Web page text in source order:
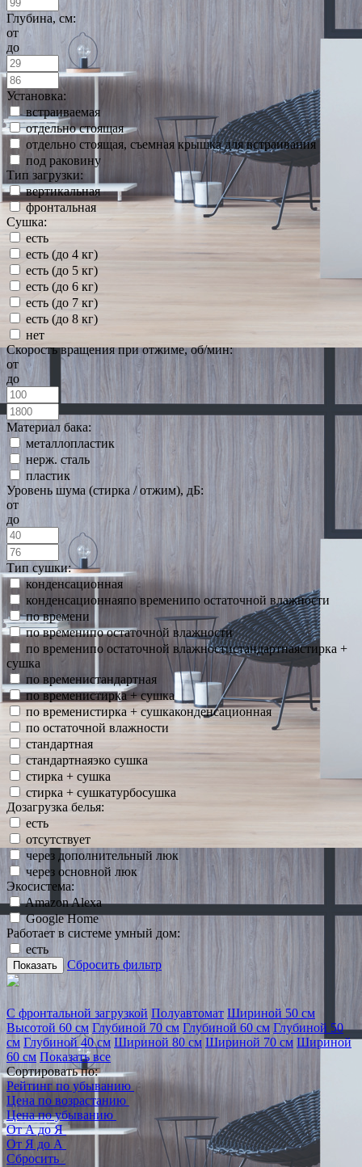
Глубина, см:
от
до
Установка:
встраиваемая
отдельно стоящая
отдельно стоящая, съемная крышка для встраивания
под раковину
Тип загрузки:
вертикальная
фронтальная
Сушка:
есть
есть (до 4 кг)
есть (до 5 кг)
есть (до 6 кг)
есть (до 7 кг)
есть (до 8 кг)
нет
Скорость вращения при отжиме, об/мин:
от
до
Материал бака:
металлопластик
нерж. сталь
пластик
Уровень шума (стирка / отжим), дБ:
от
до
Тип сушки:
конденсационная
конденсационнаяпо временипо остаточной влажности
по времени
по временипо остаточной влажности
по временипо остаточной влажностистандартнаястирка +
сушка
по временистандартная
по временистирка + сушка
по временистирка + сушкаконденсационная
по остаточной влажности
стандартная
стандартнаяэко сушка
стирка + сушка
стирка + сушкатурбосушка
Дозагрузка белья:
есть
отсутствует
через дополнительный люк
через основной люк
Экосистема:
Amazon Alexa
Google Home
Работает в системе умный дом:
есть
Показать Сбросить фильтр
С фронтальной загрузкой Полуавтомат Шириной 50 см
Высотой 60 см Глубиной 70 см Глубиной 60 см Глубиной 50
см Глубиной 40 см Шириной 80 см Шириной 70 см Шириной
60 см Показать все
Сортировать по:
Рейтинг по убыванию
Цена по возрастанию
Цена по убыванию
От А до Я
От Я до А
Сбросить